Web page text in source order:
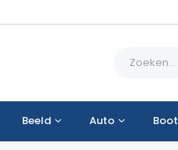
Beeld Auto Boot